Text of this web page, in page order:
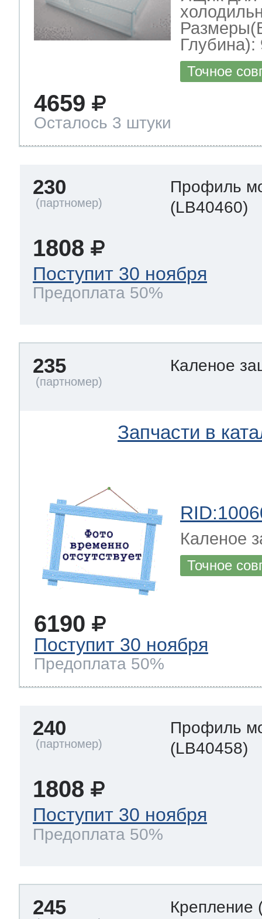
Глубина):
Точное
4659
Осталось 3 штуки
230
Профиль
(LB40460)
1808
Поступит 30 ноября
Предоплата 50%
235 Каленое
Запчасти в
Каленое
Точное
6190
Поступит 30 ноября
Предоплата 50%
240
Профиль
(LB40458)
1808
Поступит 30 ноября
Предоплата 50%
245 Крепление